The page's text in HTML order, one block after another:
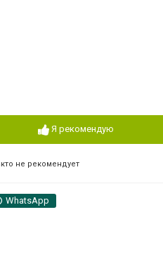
Я рекомендую
не рекомендует
WhatsApp